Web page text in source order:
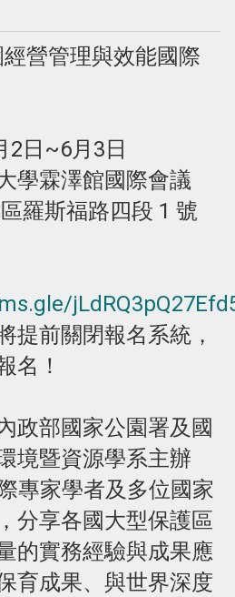
經營管理與效能國際
2日~6月3日
學霖澤館國際會議
羅斯福路四段 1 號
提前關閉報名系統，
名！
政部國家公園署及國
境暨資源學系主辦
專家學者及多位國家
分享各國大型保護區
的實務經驗與成果應
育成果、與世界深度